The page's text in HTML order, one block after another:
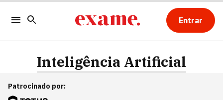
Entrar
Inteligência Artificial
Patrocinado por: